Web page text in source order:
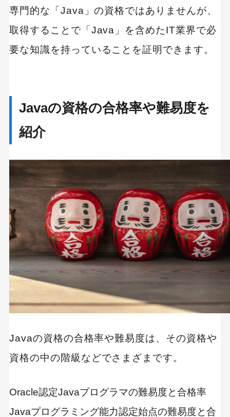
専門的な「Java」の資格ではありませんが、
取得することで「Java」を含めたIT業界で必
要な知識を持っていることを証明できます。
Javaの資格の合格率や難易度を
紹介
Javaの資格の合格率や難易度は、その資格や
資格の中の階級などでさまざまです。
Oracle認定Javaプログラマの難易度と合格率
Javaプログラミング能力認定始点の難易度と合